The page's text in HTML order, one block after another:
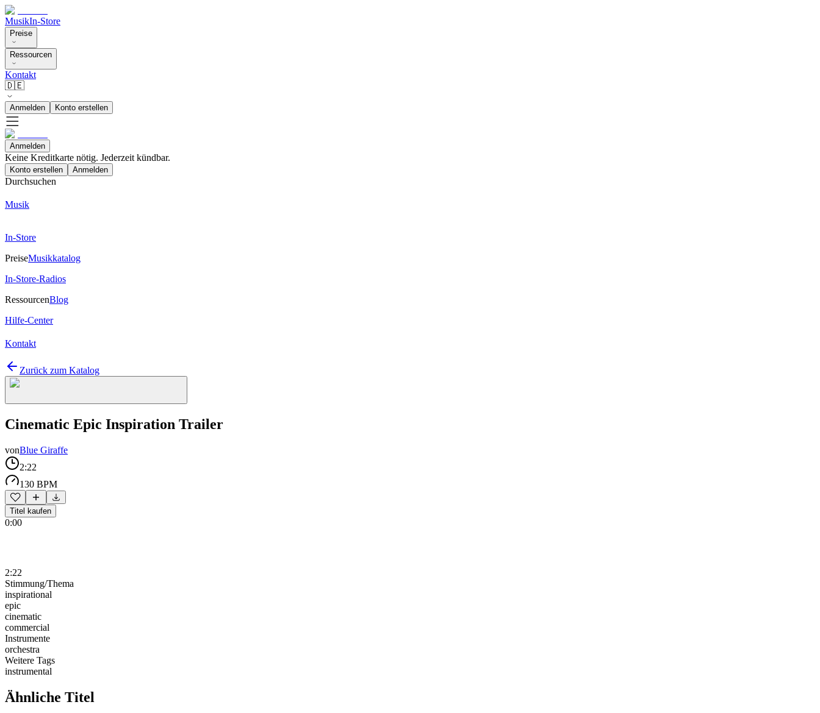
MusikIn-Store
Preise
Ressourcen
Kontakt
🇩🇪
Anmelden Konto erstellen
Anmelden
Keine Kreditkarte nötig. Jederzeit kündbar.
Konto erstellen Anmelden
Durchsuchen
Musik
In-Store
PreiseMusikkatalog
In-Store-Radios
RessourcenBlog
Hilfe-Center
Kontakt
Zurück zum Katalog
Cinematic Epic Inspiration Trailer
vonBlue Giraffe
2:22
130 BPM
Titel kaufen
0:00
2:22
Stimmung/Thema
inspirational
epic
cinematic
commercial
Instrumente
orchestra
Weitere Tags
instrumental
Ähnliche Titel